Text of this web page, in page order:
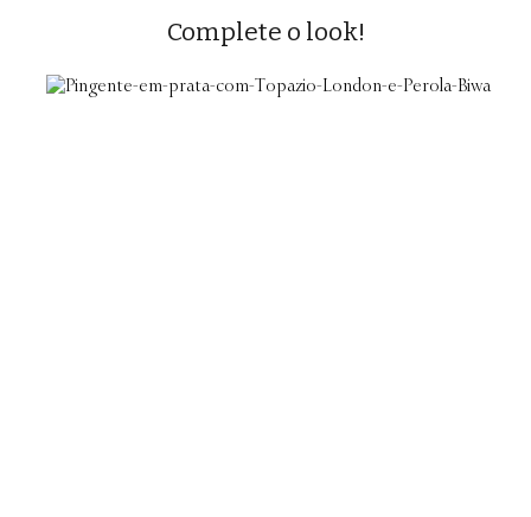
Complete o look!